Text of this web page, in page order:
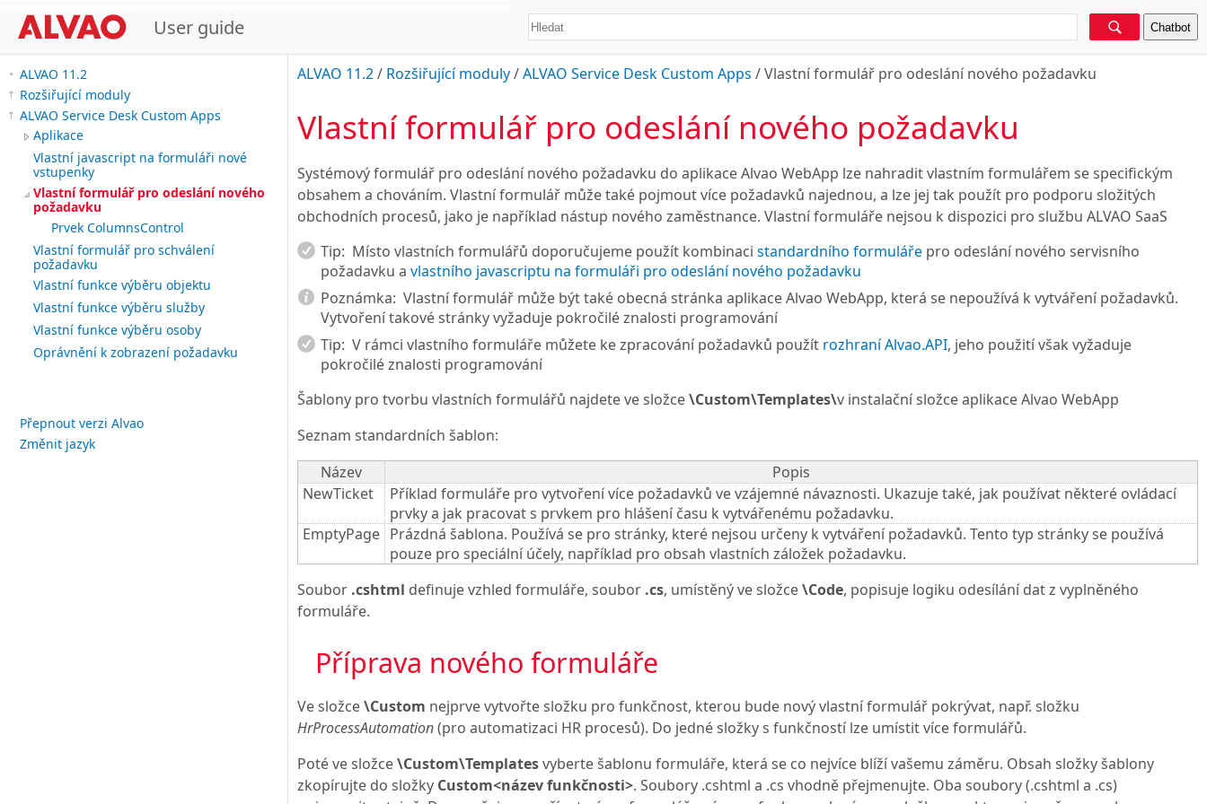
User guide Chatbot
ALVAO 11.2
Rozšiřující moduly
ALVAO Service Desk Custom Apps
Aplikace
Vlastní javascript na formuláři nové
vstupenky
Vlastní formulář pro odeslání nového
požadavku
Prvek ColumnsControl
Vlastní formulář pro schválení
požadavku
Vlastní funkce výběru objektu
Vlastní funkce výběru služby
Vlastní funkce výběru osoby
Oprávnění k zobrazení požadavku
Přepnout verzi Alvao
Změnit jazyk
ALVAO 11.2/ Rozšiřující moduly/ALVAO Service Desk Custom Apps /Vlastní formulář pro odeslání nového požadavku
Vlastní formulář pro odeslání nového požadavku
Systémový formulář pro odeslání nového požadavku do aplikace Alvao WebApp lze nahradit vlastním formulářem se specifickým
obsahem a chováním. Vlastní formulář může také pojmout více požadavků najednou, a lze jej tak použít pro podporu složitých
obchodních procesů, jako je například nástup nového zaměstnance. Vlastní formuláře nejsou k dispozici pro službu ALVAO SaaS
Tip: Místo vlastních formulářů doporučujeme použít kombinaci standardního formuláře pro odeslání nového servisního
požadavku a vlastního javascriptu na formuláři pro odeslání nového požadavku
Poznámka: Vlastní formulář může být také obecná stránka aplikace Alvao WebApp, která se nepoužívá k vytváření požadavků.
Vytvoření takové stránky vyžaduje pokročilé znalosti programování
Tip: V rámci vlastního formuláře můžete ke zpracování požadavků použít rozhraní Alvao.API, jeho použití však vyžaduje
pokročilé znalosti programování
Šablony pro tvorbu vlastních formulářů najdete ve složce\Custom\Templates\v instalační složce aplikace Alvao WebApp
Seznam standardních šablon:
Název
Popis
NewTicket
Příklad formuláře pro vytvoření více požadavků ve vzájemné návaznosti. Ukazuje také, jak používat některé ovládací
prvky a jak pracovat s prvkem pro hlášení času k vytvářenému požadavku.
EmptyPage Prázdná šablona. Používá se pro stránky, které nejsou určeny k vytváření požadavků. Tento typ stránky se používá
pouze pro speciální účely, například pro obsah vlastních záložek požadavku.
Soubor .cshtml definuje vzhled formuláře, soubor .cs, umístěný ve složce\Code, popisuje logiku odesílání dat z vyplněného
formuláře.
Příprava nového formuláře
Ve složce\Custom nejprve vytvořte složku pro funkčnost, kterou bude nový vlastní formulář pokrývat, např. složku
HrProcessAutomation(pro automatizaci HR procesů). Do jedné složky s funkčností lze umístit více formulářů.
Poté ve složce\Custom\Templatesvyberte šablonu formuláře, která se co nejvíce blíží vašemu záměru. Obsah složky šablony
zkopírujte do složky Custom<název funkčnosti>. Soubory .cshtml a .cs vhodně přejmenujte. Oba soubory (.cshtml a .cs)